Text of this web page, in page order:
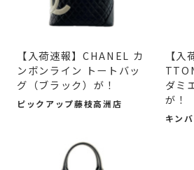
【入荷速報】CHANEL カ
ンボンライン トートバッ
グ（ブラック）が！
ピックアップ藤枝高洲店
【
ダミ
が！
キン